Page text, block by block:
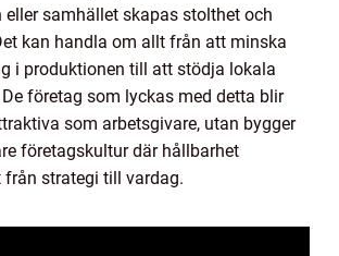
samhället skapas stolthet och
kan handla om allt från att minska
i produktionen till att stödja lokala
företag som lyckas med detta blir
som arbetsgivare, utan bygger
företagskultur där hållbarhet
strategi till vardag.